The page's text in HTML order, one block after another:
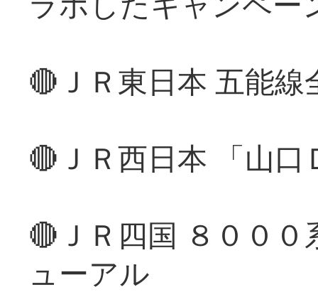
🔴ＪＲ東日本 五能
🔴ＪＲ西日本 「山
🔴ＪＲ四国 ８００
ューアル